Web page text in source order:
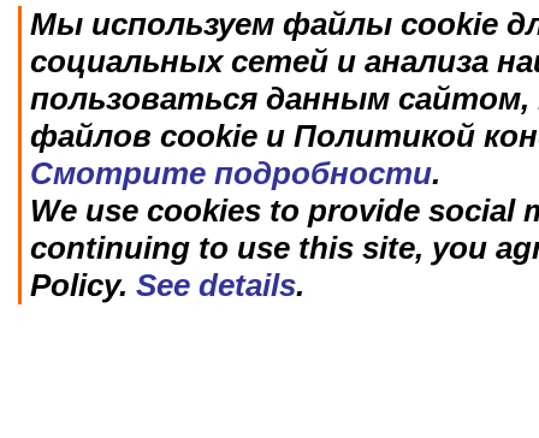
Мы используем файлы cookie
социальных сетей и анализа
пользоваться данным
файлов cookie и Политикой
Смотрите подробности.
We use cookies to provide social
continuing to use this site, you
Policy. See details.